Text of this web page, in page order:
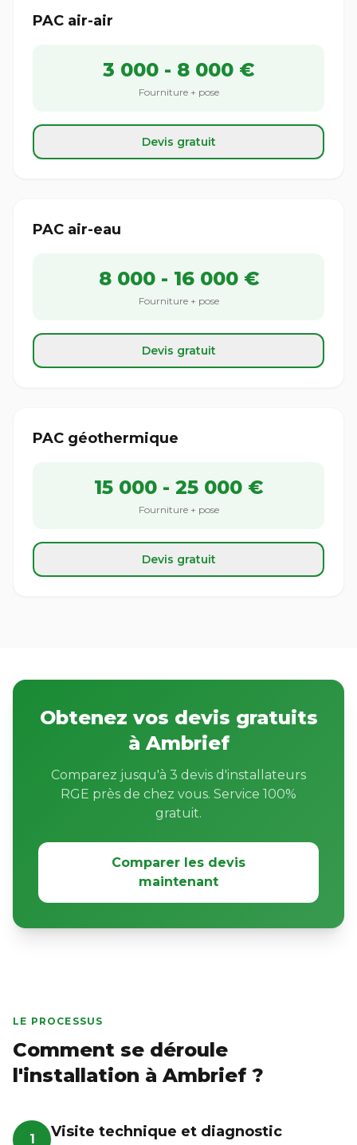
PAC air-air
3 000 - 8 000 €
Fourniture + pose
Devis gratuit
PAC air-eau
8 000 - 16 000 €
Fourniture + pose
Devis gratuit
PAC géothermique
15 000 - 25 000 €
Fourniture + pose
Devis gratuit
Obtenez vos devis gratuits
à Ambrief
Comparez jusqu'à 3 devis d'installateurs
RGE près de chez vous. Service 100%
gratuit.
Comparer les devis
maintenant
LE PROCESSUS
Comment se déroule
l'installation à Ambrief ?
1 Visite technique et diagnostic